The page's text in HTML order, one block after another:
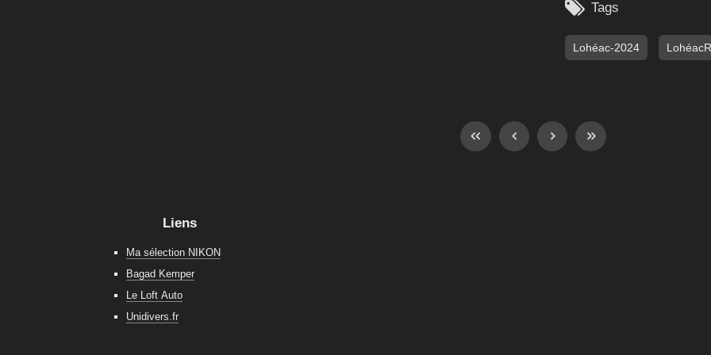
 Tags
Lohéac-2024
Liens
Ma sélection NIKON
Bagad Kemper
Le Loft Auto
Unidivers.fr